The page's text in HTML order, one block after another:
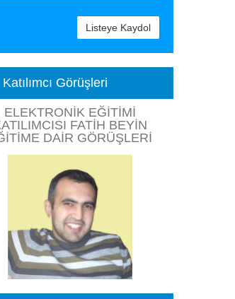
Listeye Kaydol
Katılımcı Görüşleri
ELEKTRONIK EĞITIMI
FATIH BEYIN
DAIR GÖRÜŞLERI